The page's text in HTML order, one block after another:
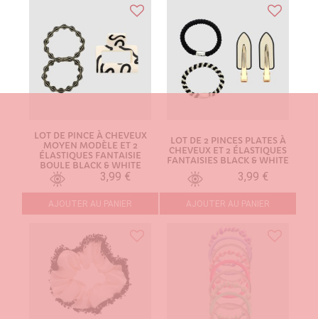
LOT DE PINCE À CHEVEUX
MOYEN MODÈLE ET 2
ÉLASTIQUES FANTAISIE
BOULE BLACK & WHITE
3,99 €
AJOUTER AU PANIER
LOT DE 2 PINCES PLATES À
CHEVEUX ET 2 ÉLASTIQUES
FANTAISIES BLACK & WHITE
3,99 €
AJOUTER AU PANIER